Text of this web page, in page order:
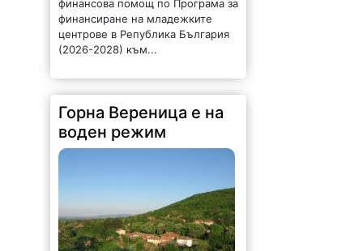
финансова помощ по Програма за
финансиране на младежките
центрове в Република България
(2026-2028) към...
Горна Вереница е на
воден режим